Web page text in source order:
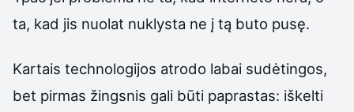
ta, kad jis nuolat nuklysta ne į tą buto pusę.
Kartais technologijos atrodo labai sudėtingos,
bet pirmas žingsnis gali būti paprastas: iškelti